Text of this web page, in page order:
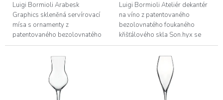
Luigi Bormioli Arabesk
Graphics skleněná servírovací
mísa s ornamenty z
patentovaného bezolovnatého
foukaného křišťálového skla
Son.hyx se výšenou odolností
proti mechanickému...
Luigi Bormioli Ateliér dekantér
na víno z patentovaného
bezolovnatého foukaného
křišťálového skla Son.hyx se
výšenou odolností proti
mechanickému nárazu s